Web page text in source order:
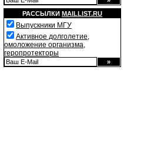
РАССЫЛКИ MAILLIST.RU
Выпускники МГУ
Активное долголетие,
омоложение организма,
геропротекторы